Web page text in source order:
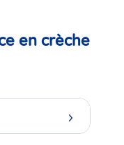
en crèche